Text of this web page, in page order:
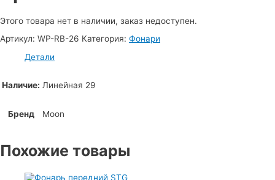
Этого товара нет в наличии, заказ недоступен.
Артикул: WP-RB-26 Категория: Фонари
Детали
Наличие: Линейная 29
Бренд Moon
Похожие товары